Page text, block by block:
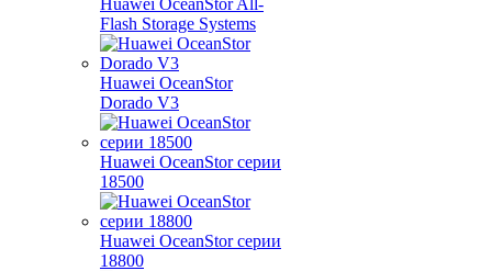
Huawei OceanStor All-
Flash Storage Systems
Huawei OceanStor
Dorado V3
Huawei OceanStor серии
18500
Huawei OceanStor серии
18800